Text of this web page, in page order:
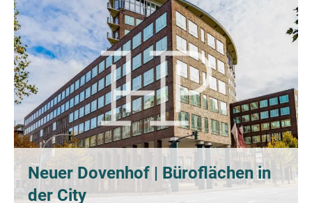
Neuer Dovenhof | Büroflächen in
der City